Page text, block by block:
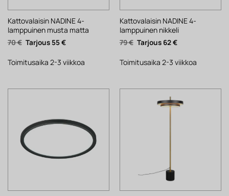
Kattovalaisin NADINE 4-
lamppuinen musta matta
70€ Alkuperäinen
hinta
70 €.
55€Nykyinen
55 €.
Toimitusaika 2-3 viikkoa
Kattovalaisin NADINE 4-
lamppuinen nikkeli
79€ Alkuperäinen
hinta
79 €.
62€Nykyinen
62 €.
Toimitusaika 2-3 viikkoa